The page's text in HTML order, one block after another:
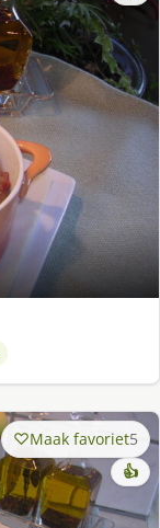
Maak favoriet5
👍